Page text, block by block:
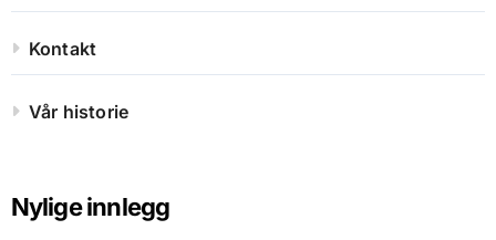
Kontakt
Vår historie
Nylige innlegg